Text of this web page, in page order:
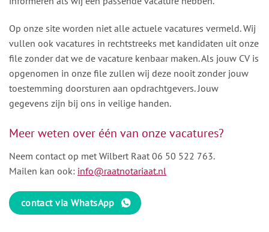
Op onze site worden niet alle actuele vacatures vermeld. Wij
vullen ook vacatures in rechtstreeks met kandidaten uit onze
file zonder dat we de vacature kenbaar maken. Als jouw CV is
opgenomen in onze file zullen wij deze nooit zonder jouw
toestemming doorsturen aan opdrachtgevers. Jouw
gegevens zijn bij ons in veilige handen.
Meer weten over één van onze vacatures?
Neem contact op met Wilbert Raat 06 50 522 763.
Mailen kan ook: info@raatnotariaat.nl
contact via WhatsApp